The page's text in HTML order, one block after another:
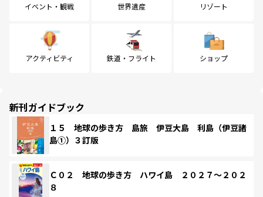
イベント・観戦 世界遺産 リゾート
アクティビティ 鉄道・フライト ショップ
新刊ガイドブック
１５ 地球の歩き方 島旅 伊豆大島 利島（伊豆諸
島①）３訂版
Ｃ０２ 地球の歩き方 ハワイ島 ２０２７～２０２
８